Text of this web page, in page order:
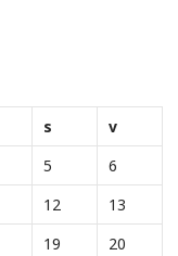
s
v
5
6
12
13
19
20